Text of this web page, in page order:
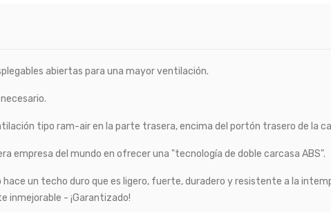
abiertas para una mayor ventilación.
tipo ram-air en la parte trasera, encima del portón trasero de la
empresa del mundo en ofrecer una "tecnología de doble carcasa ABS".
un techo duro que es ligero, fuerte, duradero y resistente a la
inmejorable - ¡Garantizado!